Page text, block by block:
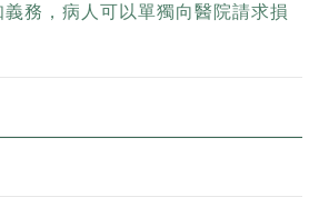
務，病人可以單獨向醫院請求損